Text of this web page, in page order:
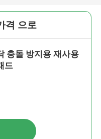
격 으로
충돌 방지용 재사용
드